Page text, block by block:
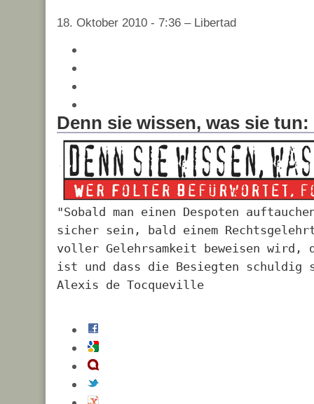
18. Oktober 2010 - 7:36 – Libertad
Denn sie wissen, was sie tun:
"Sobald man einen Despoten
sicher sein, bald einem
voller Gelehrsamkeit beweisen wird,
ist und dass die Besiegten schuldig
Alexis de Tocqueville